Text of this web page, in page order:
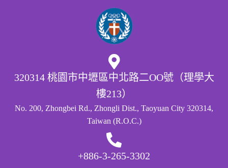
320314 桃園市中壢區中北路二OO號（理學大
樓213）
No. 200, Zhongbei Rd., Zhongli Dist., Taoyuan City 320314,
Taiwan (R.O.C.)
+886-3-265-3302